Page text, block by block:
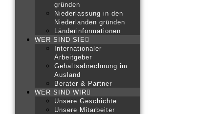
gründen
Niederlassung in den
Niederlanden gründen
Länderinformationen
WER SIND SIE
Internationaler
Arbeitgeber
Gehaltsabrechnung im
Ausland
Berater & Partner
WER SIND WIR
Unsere Geschichte
Unsere Mitarbeiter